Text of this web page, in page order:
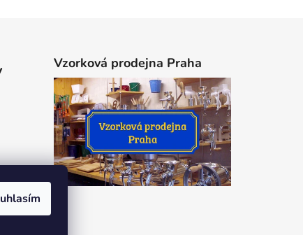
Vzorková prodejna Praha